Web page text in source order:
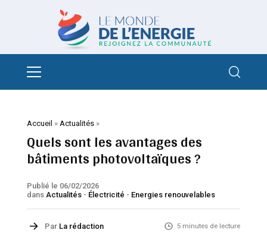
Accueil » Actualités»
Quels sont les avantages des
bâtiments photovoltaïques ?
Publié le 06/02/2026
dans Actualités- Électricité - Energies renouvelables
Par La rédaction 5 minutes de lecture